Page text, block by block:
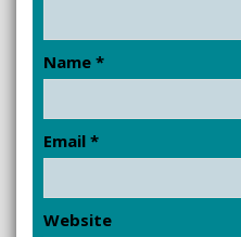
Name *
Email *
Website